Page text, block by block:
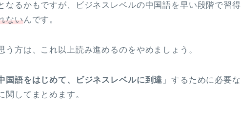
るかもですが、ビジネスレベルの中国語を早い段階で習得
ないんです。
う方は、これ以上読み進めるのをやめましょう。
国語をはじめて、ビジネスレベルに到達 」するために必要な
関してまとめます。